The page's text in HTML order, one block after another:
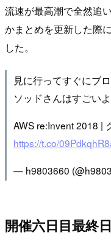
流速が最高潮で全然追
かまとめを更新した際
した。
見に行ってすぐにブ
ソッドさんはすごいよ
AWS re:Invent 2018 |
https://t.co/
— h9803660
開催六日目最終